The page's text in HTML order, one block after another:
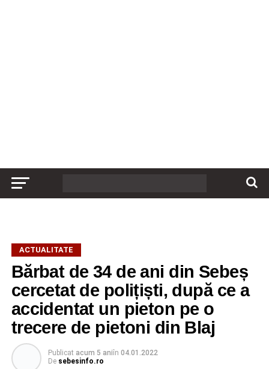
ACTUALITATE
Bărbat de 34 de ani din Sebeș
cercetat de polițiști, după ce a
accidentat un pieton pe o
trecere de pietoni din Blaj
Publicat acum 5 aniîn 04.01.2022
De sebesinfo.ro